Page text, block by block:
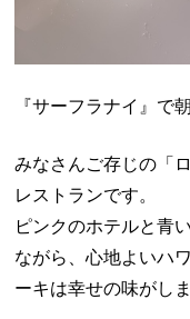
『サーフラナイ』で
みなさんご存じの「
レストランです。
ピンクのホテルと青
ながら、心地よいハ
ーキは幸せの味がしま